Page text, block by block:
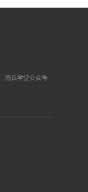
南瓜学堂公众号